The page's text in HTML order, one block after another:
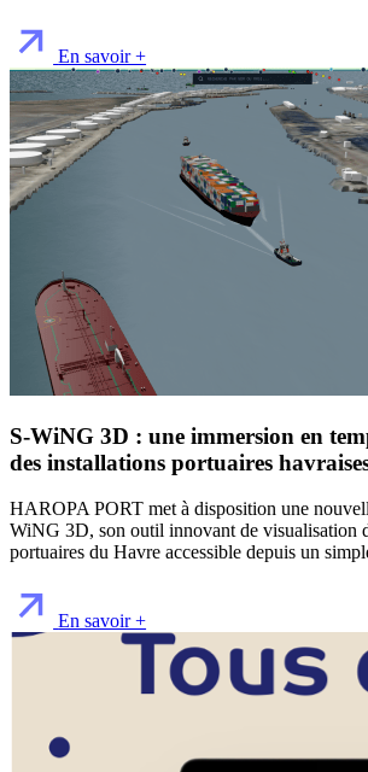
En savoir +
S-WiNG 3D : une immersion en
des installations portuaires
HAROPA PORT met à disposition une
WiNG 3D, son outil innovant de visualisation
portuaires du Havre accessible depuis un
En savoir +